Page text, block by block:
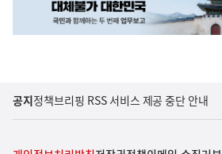
공지정책브리핑 RSS 서비스 제공 중단 안내